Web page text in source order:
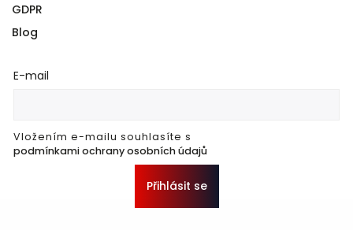
GDPR
Blog
E-mail
Vložením e-mailu souhlasíte s
podmínkami ochrany osobních údajů
Přihlásit se